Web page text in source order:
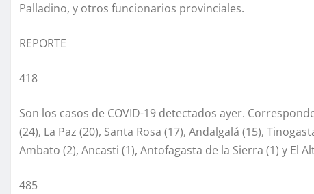
Palladino, y otros funcionarios provinciales.
REPORTE
418
Son los casos de COVID-19 detectados ayer.
(24), La Paz (20), Santa Rosa (17), Andalgalá (15),
Ambato (2), Ancasti (1), Antofagasta de la Sierra (1) y El
485